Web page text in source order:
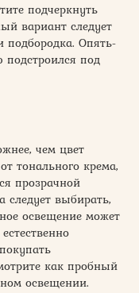
подчеркнуть
вариант следует
подбородка. Опять-
подстроился под
чем цвет
тонального крема,
прозрачной
следует выбирать,
освещение может
как пробный
освещении.